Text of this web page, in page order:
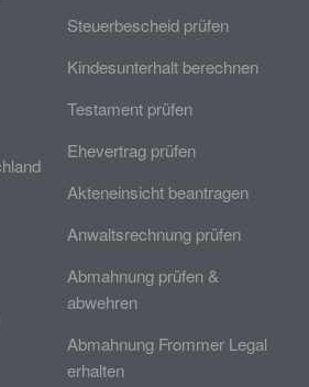
Steuerbescheid prüfen
Kindesunterhalt berechnen
Testament prüfen
Ehevertrag prüfen
Akteneinsicht beantragen
Anwaltsrechnung prüfen
Abmahnung prüfen &
abwehren
Abmahnung Frommer Legal
erhalten